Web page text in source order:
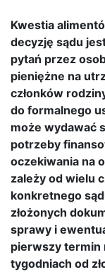
Kwestia
decyzję sądu
pytań przez
pieniężne na
członków
do formalnego
może wydawać
potrzeby
oczekiwania na
zależy od wielu
konkretnego
złożonych
sprawy i
pierwszy termin
tygodniach od